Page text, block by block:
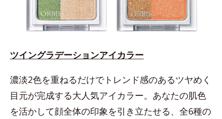
ツイングラデーションアイカラー
濃淡2色を重ねるだけでトレンド感のあるツヤめく
目元が完成する大人気アイカラー。あなたの肌色
を活かして顔全体の印象を引き立たせる、全6種の